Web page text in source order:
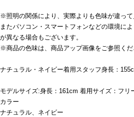
※照明の関係により、実際よりも色味が違って
またパソコン・スマートフォンなどの環境に
が異なる場合もございます。
※商品の色味は、商品アップ画像をご参照くだ
ナチュラル・ネイビー着用スタッフ身長：
モデルサイズ:身長：161cm 着用サイズ：フリ
カラー
ナチュラル、ネイビー